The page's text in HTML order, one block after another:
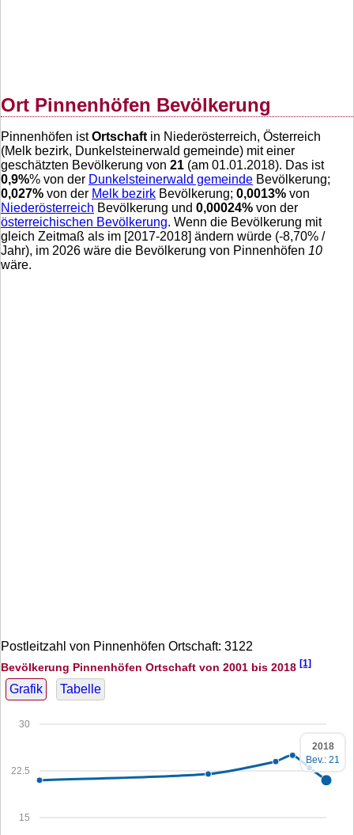
Ort Pinnenhöfen Bevölkerung
Pinnenhöfen istOrtschaft in Niederösterreich, Österreich
(Melk bezirk, Dunkelsteinerwald gemeinde) mit einer
geschätzten Bevölkerung von 21 (am 01.01.2018). Das ist
0,9%% von der Dunkelsteinerwald gemeinde Bevölkerung;
0,027% von der Melk bezirk Bevölkerung; 0,0013% von
Niederösterreich Bevölkerung und 0,00024% von der
österreichischen Bevölkerung. Wenn die Bevölkerung mit
gleich Zeitmaß als im [2017-2018] ändern würde (-8,70% /
Jahr), im 2026 wäre die Bevölkerung von Pinnenhöfen 10
wäre.
Postleitzahl von Pinnenhöfen Ortschaft: 3122
Bevölkerung Pinnenhöfen Ortschaft von 2001 bis 2018 [1]
Grafik Tabelle
15
22.5
30
2018
Bev.: 21